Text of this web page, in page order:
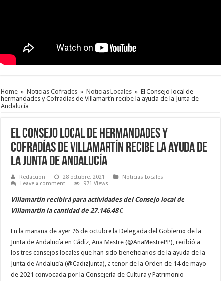
Home » Noticias Cofrades » Noticias Locales » El Consejo local de
hermandades y Cofradías de Villamartín recibe la ayuda de la Junta de
Andalucía
El Consejo local de hermandades y
Cofradías de Villamartín recibe la ayuda de
la Junta de Andalucía
Redaccion 28 octubre, 2021
Noticias Locales
Leave a comment
971 Views
Villamartín recibirá para actividades del Consejo local de
Villamartín la cantidad de 27.146,48 €
En la mañana de ayer 26 de octubre la Delegada del Gobierno de la
Junta de Andalucía en Cádiz, Ana Mestre (@AnaMestrePP), recibió a
los tres consejos locales que han sido beneficiarios de la ayuda de la
Junta de Andalucía (@CadizJunta), a tenor de la Orden de 14 de mayo
de 2021 convocada por la Consejería de Cultura y Patrimonio